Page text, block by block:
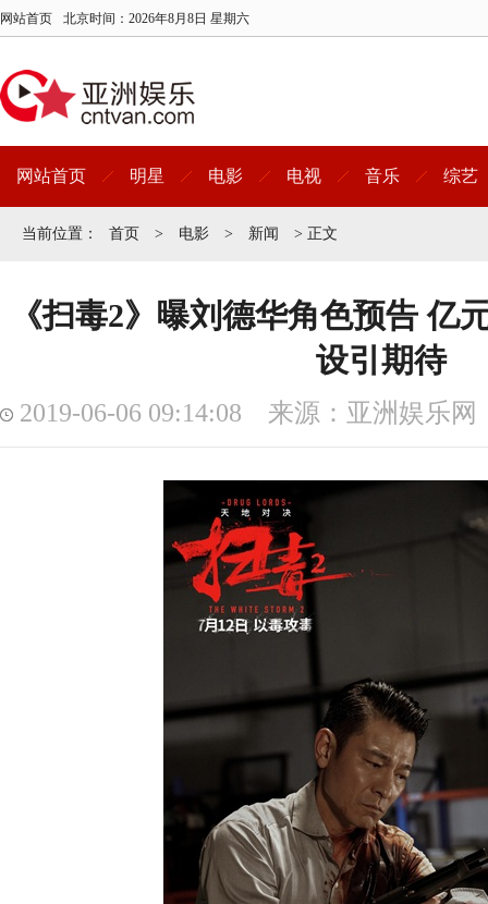
网站首页 北京时间： 2026年8月8日 星期六
网站首页 明星 电影 电视 音乐 综艺
当前位置： 首页 > 电影 > 新闻 > 正文
《扫毒2》曝刘德华角色预告 亿
设引期待
2019-06-06 09:14:08 来源：亚洲娱乐网